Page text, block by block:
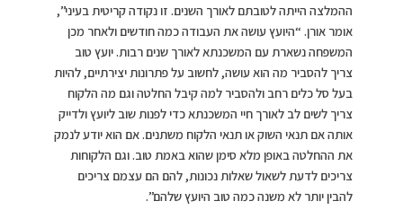
ההמלצה הייתה לטובתם לאורך השנים. זו נקודה קריטית בעיני”,
אומר אורן. “היועץ עושה את העבודה כמה חודשים ולאחר מכן
המשפחה נשארת עם המשכנתא לאורך שנים רבות. יועץ טוב
צריך להסביר מה הוא עושה, לחשוב על פתרונות יצירתיים, להיות
בעל סל כלים רחב ולהסביר למה קיבל החלטה וגם מה הלקוח
צריך לשים לב לאורך חיי המשכנתא כדי לפנות שוב ליועץ ולדייק
אותה אם תנאי השוק או תנאי הלקוח משתנים. אם הוא יודע לנמק
את ההחלטה באופן מלא סימן שהוא באמת טוב. וגם הלקוחות
צריכים לדעת לשאול שאלות נכונות, להם הם עצמם צריכים
להבין יותר לא משנה כמה טוב היועץ שלהם”.